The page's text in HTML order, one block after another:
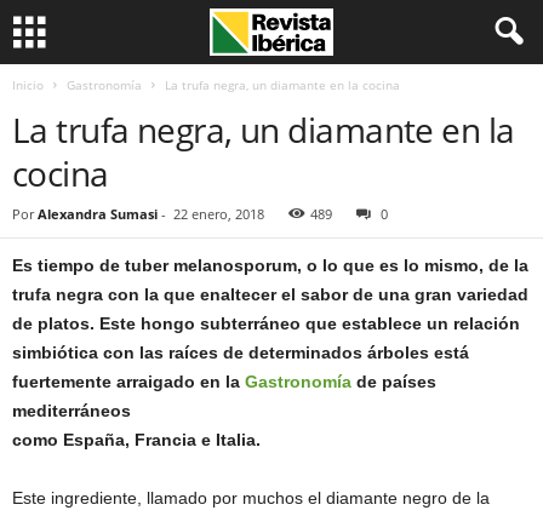
Inicio Gastronomía La trufa negra, un diamante en la cocina
La trufa negra, un diamante en la
cocina
Por Alexandra Sumasi - 22 enero, 2018 489 0
Es tiempo de tuber melanosporum, o lo que es lo mismo, de la
trufa negra con la que enaltecer el sabor de una gran variedad
de platos. Este hongo subterráneo que establece un relación
simbiótica con las raíces de determinados árboles está
fuertemente arraigado en la Gastronomía de países
mediterráneos
como España, Francia e Italia.
Este ingrediente, llamado por muchos el diamante negro de la